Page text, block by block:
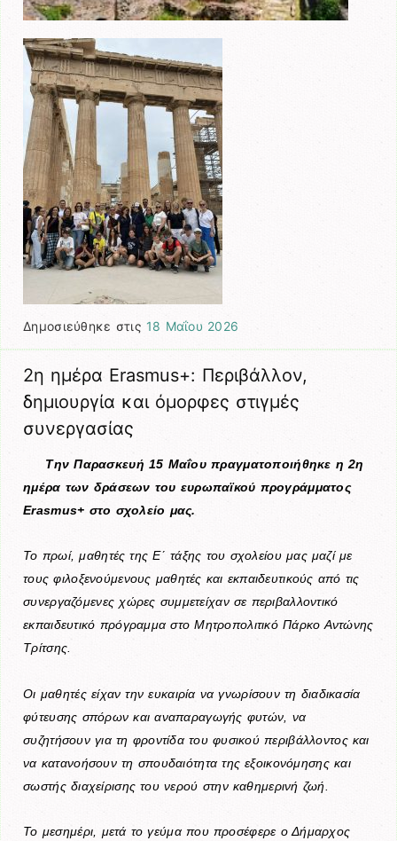
Δημοσιεύθηκε στις 18 Μαΐου 2026
2η ημέρα Erasmus+: Περιβάλλον,
δημιουργία και όμορφες στιγμές
συνεργασίας
Την Παρασκευή 15 Μαΐου πραγματοποιήθηκε η 2η
ημέρα των δράσεων του ευρωπαϊκού προγράμματος
Erasmus+ στο σχολείο μας.
Το πρωί, μαθητές της Ε΄ τάξης του σχολείου μας μαζί με
τους φιλοξενούμενους μαθητές και εκπαιδευτικούς από τις
συνεργαζόμενες χώρες συμμετείχαν σε περιβαλλοντικό
εκπαιδευτικό πρόγραμμα στοΜητροπολιτικό Πάρκο Αντώνης
Τρίτσης.
Οι μαθητές είχαν την ευκαιρία να γνωρίσουν τη διαδικασία
φύτευσης σπόρων και αναπαραγωγής φυτών, να
συζητήσουν για τη φροντίδα του φυσικού περιβάλλοντος και
να κατανοήσουν τη σπουδαιότητα της εξοικονόμησης και
σωστής διαχείρισης του νερού στην καθημερινή ζωή.
Το μεσημέρι, μετά το γεύμα που προσέφερε ο Δήμαρχος